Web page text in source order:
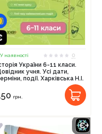
У наявності
0
України 6-11 класи.
учня. Усі дати,
події. Харківська Н.І.
грн.